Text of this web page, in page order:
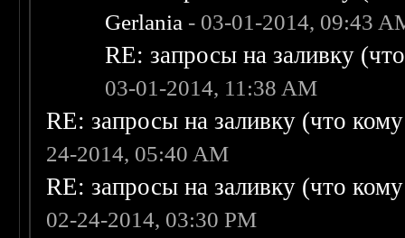
Gerlania - 03-01-2014, 09:43
RE: запросы на заливку
03-01-2014, 11:38 AM
RE: запросы на заливку (что
24-2014, 05:40 AM
RE: запросы на заливку (что
02-24-2014, 03:30 PM